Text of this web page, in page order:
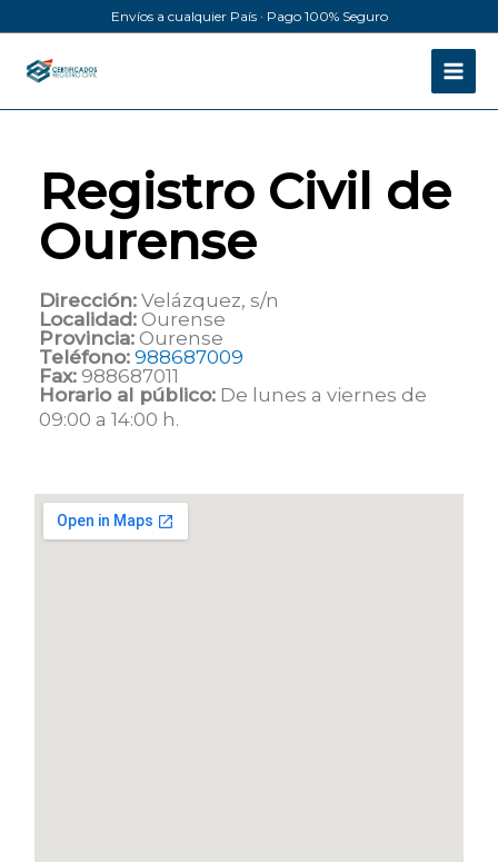
al
contenido
Envíos a cualquier País · Pago 100% Seguro
Registro Civil de
Ourense
Dirección: Velázquez, s/n
Localidad: Ourense
Provincia: Ourense
Teléfono: 988687009
Fax: 988687011
Horario al público: De lunes a viernes de
09:00 a 14:00 h.